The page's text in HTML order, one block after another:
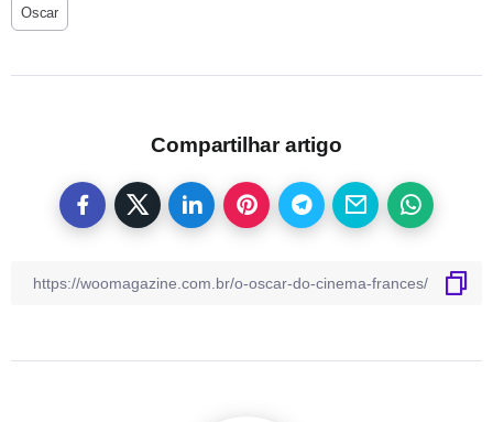
Oscar
Compartilhar artigo